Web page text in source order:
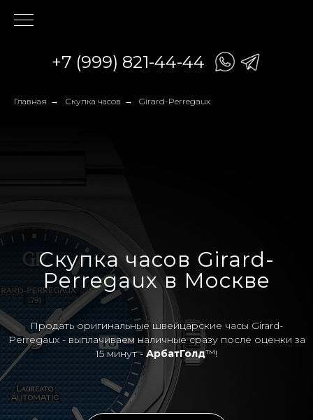
+7 (999) 821-44-44
Главная → Скупка часов → Girard-Perregaux
Скупка часов Girard-
Perregaux в Москве
Продать оригинальные швейцарские часы Girard-
Perregaux - выплачиваем наличные сразу после оценки за
15 минут -АрбатГолд™!